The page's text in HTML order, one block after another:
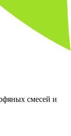
смесей и